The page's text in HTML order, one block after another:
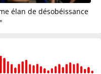
élan de désobéissance